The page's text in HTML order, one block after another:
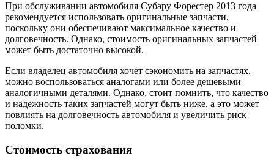
При обслуживании автомобиля Субару Форестер 2013 года
рекомендуется использовать оригинальные запчасти,
поскольку они обеспечивают максимальное качество и
долговечность. Однако, стоимость оригинальных запчастей
может быть достаточно высокой.
Если владелец автомобиля хочет сэкономить на запчастях,
можно воспользоваться аналогами или более дешевыми
аналогичными деталями. Однако, стоит помнить, что качество
и надежность таких запчастей могут быть ниже, а это может
повлиять на долговечность автомобиля и увеличить риск
поломки.
Стоимость страхования